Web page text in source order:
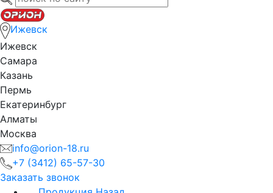
Ижевск
Ижевск
Самара
Казань
Пермь
Екатеринбург
Алматы
Москва
info@orion-18.ru
+7 (3412) 65-57-30
Заказать звонок